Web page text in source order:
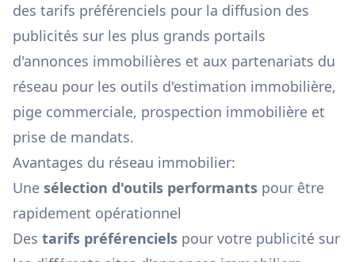
des tarifs préférenciels pour la diffusion des
publicités sur les plus grands portails
d'annonces immobilières et aux partenariats du
réseau pour les outils d'estimation immobilière,
pige commerciale, prospection immobilière et
prise de mandats.
Avantages du réseau immobilier:
Une sélection d'outils performants pour être
rapidement opérationnel
Des tarifs préférenciels pour votre publicité sur